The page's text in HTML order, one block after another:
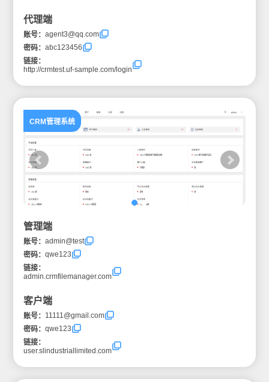
代理端
账号：agent3@qq.com
密码：abc123456
链接：
http://crmtest.uf-sample.com/login
CRM管理系统
管理端
账号：admin@test
密码：qwe123
链接：
admin.crmfilemanager.com
客户端
账号： 11111@gmail.com
密码：qwe123
链接：
user.slindustriallimited.com